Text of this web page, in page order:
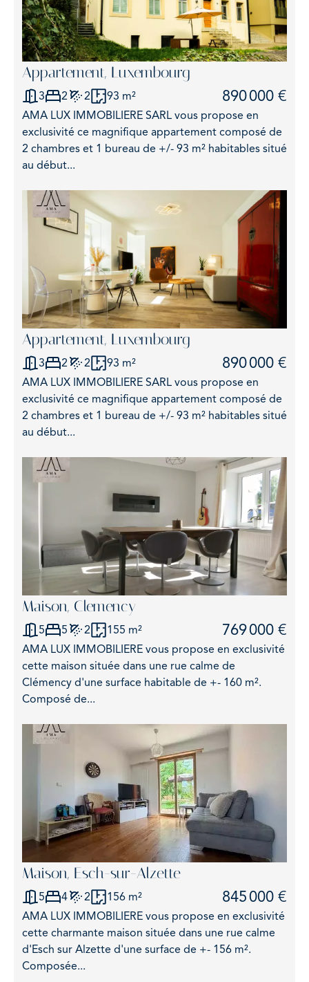
Appartement, Luxembourg
3 2 2 93 m² 890 000 €
AMA LUX IMMOBILIERE SARL vous propose en
exclusivité ce magnifique appartement composé de
2 chambres et 1 bureau de +/- 93 m² habitables situé
au début...
Appartement, Luxembourg
3 2 2 93 m² 890 000 €
AMA LUX IMMOBILIERE SARL vous propose en
exclusivité ce magnifique appartement composé de
2 chambres et 1 bureau de +/- 93 m² habitables situé
au début...
Maison, Clemency
5 5 2 155 m² 769 000 €
AMA LUX IMMOBILIERE vous propose en exclusivité
cette maison située dans une rue calme de
Clémency d'une surface habitable de +- 160 m².
Composé de...
Maison, Esch-sur-Alzette
5 4 2 156 m² 845 000 €
AMA LUX IMMOBILIERE vous propose en exclusivité
cette charmante maison située dans une rue calme
d'Esch sur Alzette d'une surface de +- 156 m².
Composée...